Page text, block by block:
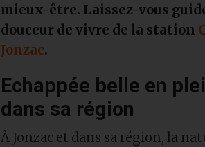
mieux-être. Laissez-vous
douceur de vivre de la station
Jonzac.
Echappée belle en
dans sa région
À Jonzac et dans sa région, la